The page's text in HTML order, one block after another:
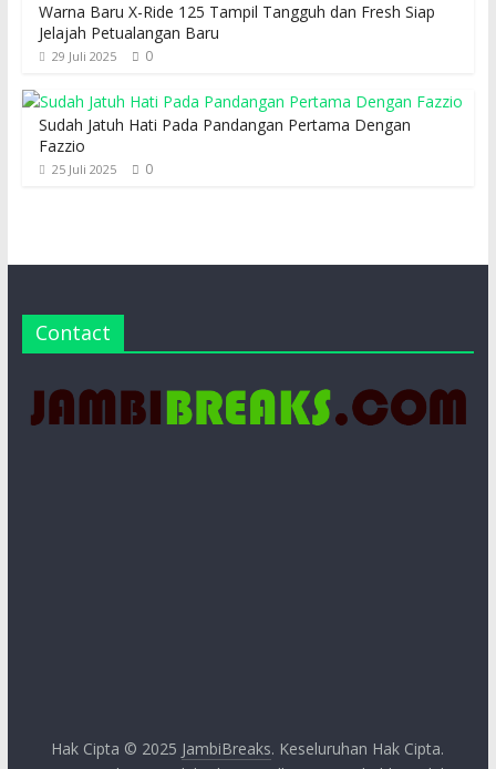
Warna Baru X-Ride 125 Tampil Tangguh dan Fresh Siap
Jelajah Petualangan Baru
29 Juli 2025 0
Sudah Jatuh Hati Pada Pandangan Pertama Dengan
Fazzio
25 Juli 2025 0
Contact
Hak Cipta © 2025 JambiBreaks. Keseluruhan Hak Cipta.